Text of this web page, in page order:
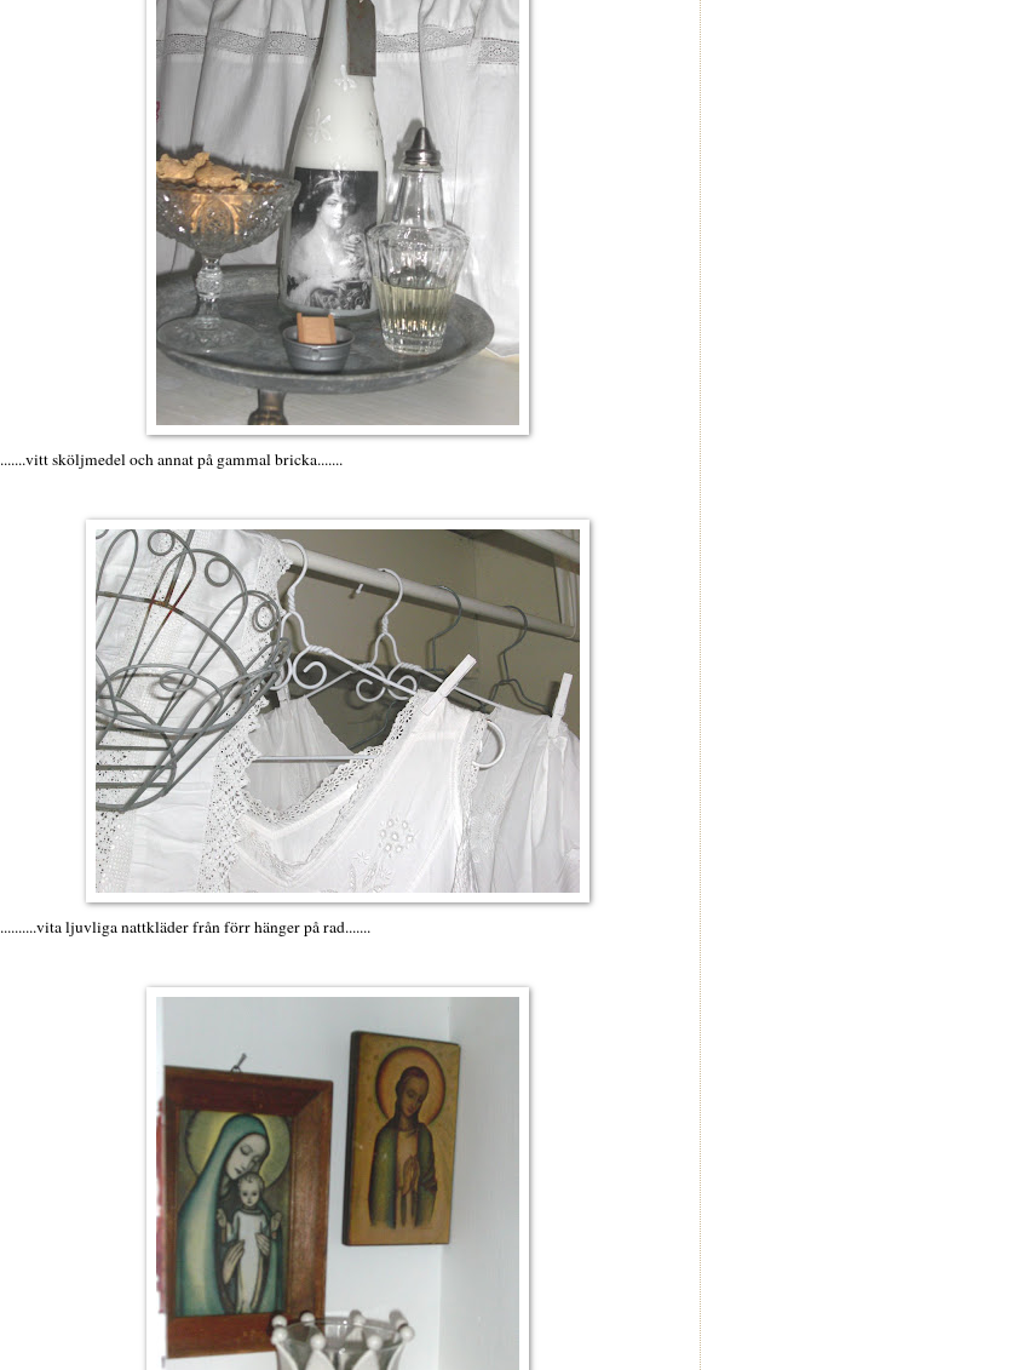
.......vitt sköljmedel och annat på gammal bricka.......
..........vita ljuvliga nattkläder från förr hänger på rad.......